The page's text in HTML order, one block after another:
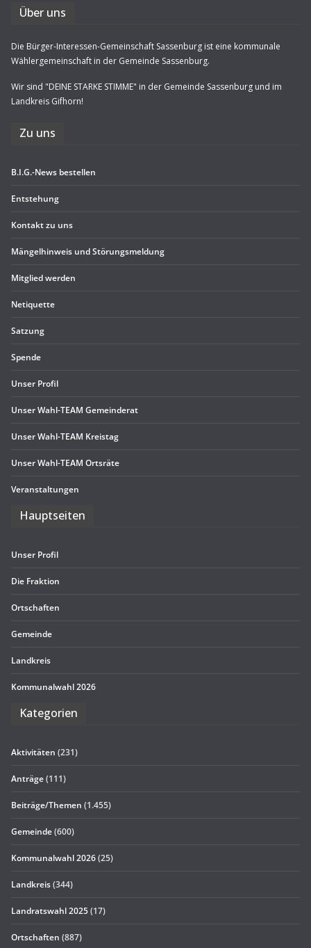
Über uns
Die Bürger-Interessen-Gemeinschaft Sassenburg ist eine kommunale
Wählergemeinschaft in der Gemeinde Sassenburg.
Wir sind "DEINE STARKE STIMME" in der Gemeinde Sassenburg und im
Landkreis Gifhorn!
Zu uns
B.I.G.-News bestel­len
Ent­ste­hung
Kon­takt zu uns
Män­gel­hin­weis und Störungsmeldung
Mit­glied werden
Neti­quette
Sat­zung
Spende
Unser Pro­fil
Unser Wahl-TEAM Gemeinderat
Unser Wahl-TEAM Kreistag
Unser Wahl-TEAM Ortsräte
Ver­an­stal­tun­gen
Haupt­sei­ten
Unser Pro­fil
Die Frak­tion
Ort­schaf­ten
Gemeinde
Land­kreis
Kom­mu­nal­wahl 2026
Kate­go­rien
Aktivitäten (231)
Anträge(111)
Beiträge/Themen (1.455)
Gemeinde(600)
Kommunalwahl 2026(25)
Landkreis(344)
Landratswahl 2025(17)
Ortschaften (887)